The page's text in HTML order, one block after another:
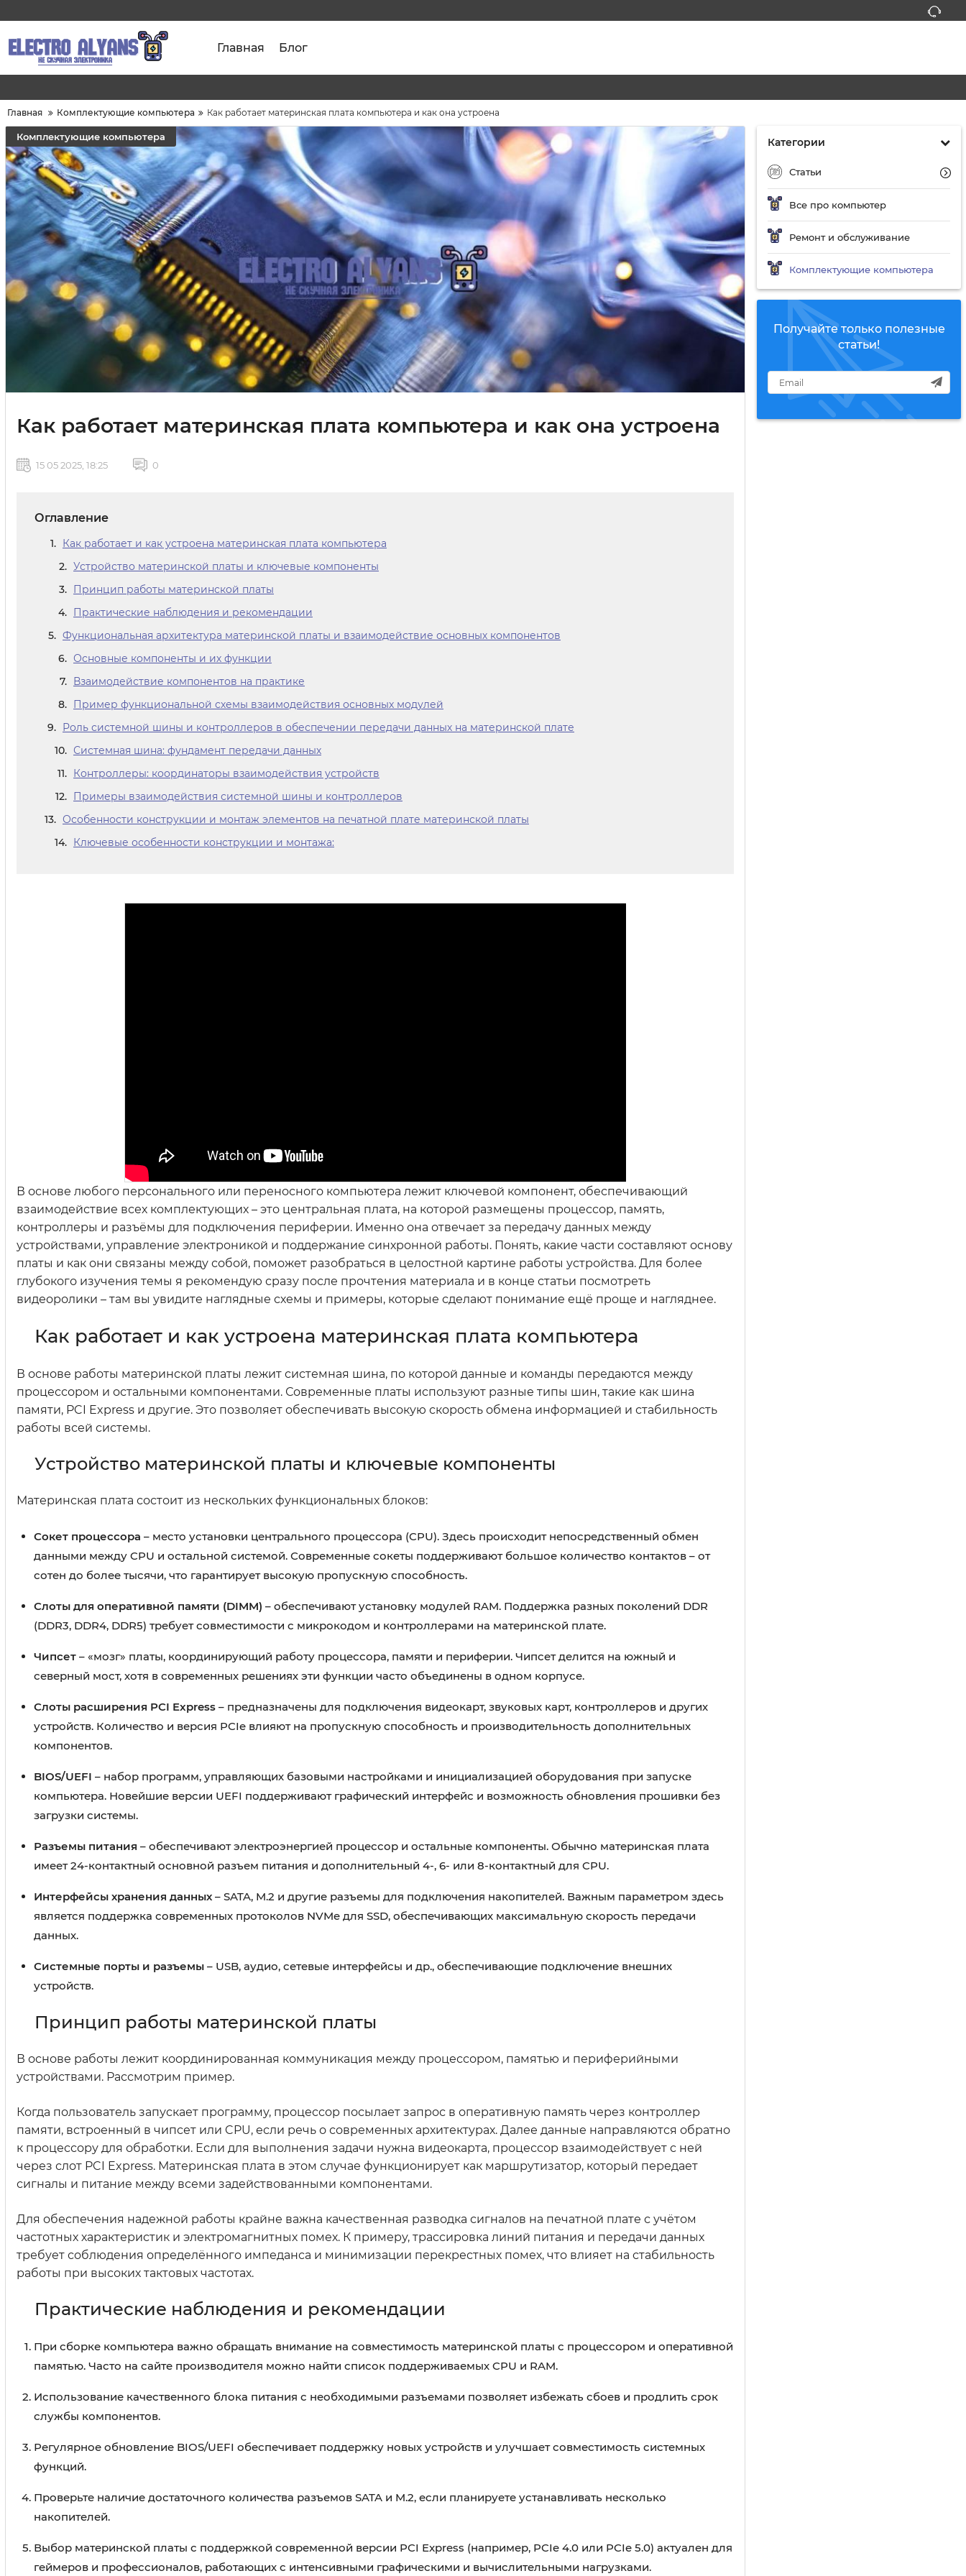
Главная Блог
Главная Комплектующие компьютера Как работает материнская плата компьютера и как она устроена
Категории
Статьи
Все про компьютер
Ремонт и обслуживание
Комплектующие компьютера
Получайте только полезные
статьи!
Комплектующие компьютера
Как работает материнская плата компьютера и как она устроена
15 05 2025, 18:25 0
Оглавление
Как работает и как устроена материнская плата компьютера
Устройство материнской платы и ключевые компоненты
Принцип работы материнской платы
Практические наблюдения и рекомендации
Функциональная архитектура материнской платы и взаимодействие основных компонентов
Основные компоненты и их функции
Взаимодействие компонентов на практике
Пример функциональной схемы взаимодействия основных модулей
Роль системной шины и контроллеров в обеспечении передачи данных на материнской плате
Системная шина: фундамент передачи данных
Контроллеры: координаторы взаимодействия устройств
Примеры взаимодействия системной шины и контроллеров
Особенности конструкции и монтаж элементов на печатной плате материнской платы
Ключевые особенности конструкции и монтажа:
В основе любого персонального или переносного компьютера лежит ключевой компонент, обеспечивающий
взаимодействие всех комплектующих – это центральная плата, на которой размещены процессор, память,
контроллеры и разъёмы для подключения периферии. Именно она отвечает за передачу данных между
устройствами, управление электроникой и поддержание синхронной работы. Понять, какие части составляют основу
платы и как они связаны между собой, поможет разобраться в целостной картине работы устройства. Для более
глубокого изучения темы я рекомендую сразу после прочтения материала и в конце статьи посмотреть
видеоролики – там вы увидите наглядные схемы и примеры, которые сделают понимание ещё проще и нагляднее.
Как работает и как устроена материнская плата компьютера
В основе работы материнской платы лежит системная шина, по которой данные и команды передаются между
процессором и остальными компонентами. Современные платы используют разные типы шин, такие как шина
памяти, PCI Express и другие. Это позволяет обеспечивать высокую скорость обмена информацией и стабильность
работы всей системы.
Устройство материнской платы и ключевые компоненты
Материнская плата состоит из нескольких функциональных блоков:
Сокет процессора – место установки центрального процессора (CPU). Здесь происходит непосредственный обмен
данными между CPU и остальной системой. Современные сокеты поддерживают большое количество контактов – от
сотен до более тысячи, что гарантирует высокую пропускную способность.
Слоты для оперативной памяти (DIMM) – обеспечивают установку модулей RAM. Поддержка разных поколений DDR
(DDR3, DDR4, DDR5) требует совместимости с микрокодом и контроллерами на материнской плате.
Чипсет – «мозг» платы, координирующий работу процессора, памяти и периферии. Чипсет делится на южный и
северный мост, хотя в современных решениях эти функции часто объединены в одном корпусе.
Слоты расширения PCI Express – предназначены для подключения видеокарт, звуковых карт, контроллеров и других
устройств. Количество и версия PCIe влияют на пропускную способность и производительность дополнительных
компонентов.
BIOS/UEFI – набор программ, управляющих базовыми настройками и инициализацией оборудования при запуске
компьютера. Новейшие версии UEFI поддерживают графический интерфейс и возможность обновления прошивки без
загрузки системы.
Разъемы питания – обеспечивают электроэнергией процессор и остальные компоненты. Обычно материнская плата
имеет 24-контактный основной разъем питания и дополнительный 4-, 6- или 8-контактный для CPU.
Интерфейсы хранения данных – SATA, M.2 и другие разъемы для подключения накопителей. Важным параметром здесь
является поддержка современных протоколов NVMe для SSD, обеспечивающих максимальную скорость передачи
данных.
Системные порты и разъемы – USB, аудио, сетевые интерфейсы и др., обеспечивающие подключение внешних
устройств.
Принцип работы материнской платы
В основе работы лежит координированная коммуникация между процессором, памятью и периферийными
устройствами. Рассмотрим пример.
Когда пользователь запускает программу, процессор посылает запрос в оперативную память через контроллер
памяти, встроенный в чипсет или CPU, если речь о современных архитектурах. Далее данные направляются обратно
к процессору для обработки. Если для выполнения задачи нужна видеокарта, процессор взаимодействует с ней
через слот PCI Express. Материнская плата в этом случае функционирует как маршрутизатор, который передает
сигналы и питание между всеми задействованными компонентами.
Для обеспечения надежной работы крайне важна качественная разводка сигналов на печатной плате с учётом
частотных характеристик и электромагнитных помех. К примеру, трассировка линий питания и передачи данных
требует соблюдения определённого импеданса и минимизации перекрестных помех, что влияет на стабильность
работы при высоких тактовых частотах.
Практические наблюдения и рекомендации
При сборке компьютера важно обращать внимание на совместимость материнской платы с процессором и оперативной
памятью. Часто на сайте производителя можно найти список поддерживаемых CPU и RAM.
Использование качественного блока питания с необходимыми разъемами позволяет избежать сбоев и продлить срок
службы компонентов.
Регулярное обновление BIOS/UEFI обеспечивает поддержку новых устройств и улучшает совместимость системных
функций.
Проверьте наличие достаточного количества разъемов SATA и M.2, если планируете устанавливать несколько
накопителей.
Выбор материнской платы с поддержкой современной версии PCI Express (например, PCIe 4.0 или PCIe 5.0) актуален для
геймеров и профессионалов, работающих с интенсивными графическими и вычислительными нагрузками.